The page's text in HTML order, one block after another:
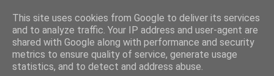
This site uses cookies from Google to deliver its services
and to analyze traffic. Your IP address and user-agent are
shared with Google along with performance and security
metrics to ensure quality of service, generate usage
statistics, and to detect and address abuse.